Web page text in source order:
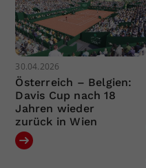
30.04.2026
Österreich – Belgien:
Davis Cup nach 18
Jahren wieder
zurück in Wien